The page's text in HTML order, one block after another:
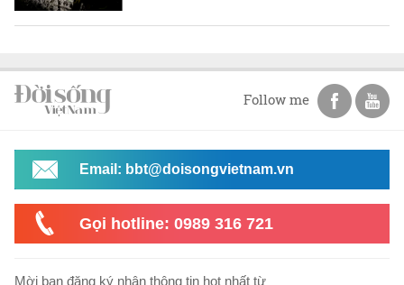
Follow me
Email: bbt@doisongvietnam.vn
Gọi hotline: 0989 316 721
Mời bạn đăng ký nhận thông tin hot nhất từ